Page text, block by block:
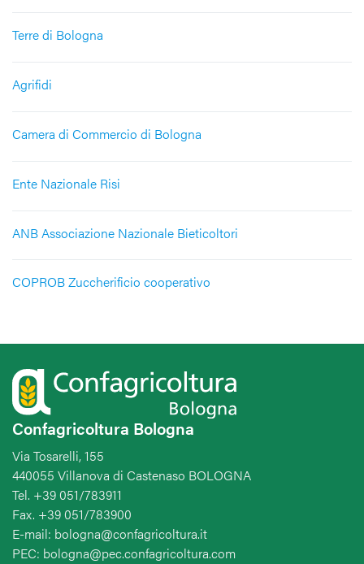
Terre di Bologna
Agrifidi
Camera di Commercio di Bologna
Ente Nazionale Risi
ANB Associazione Nazionale Bieticoltori
COPROB Zuccherificio cooperativo
Confagricoltura Bologna
Via Tosarelli, 155
440055 Villanova di Castenaso BOLOGNA
Tel. +39 051/783911
Fax. +39 051/783900
E-mail: bologna@confagricoltura.it
PEC: bologna@pec.confagricoltura.com